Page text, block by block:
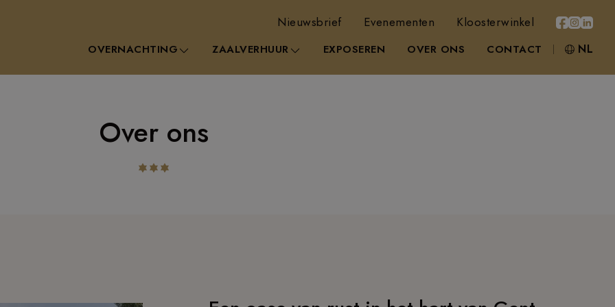
Nieuwsbrief Evenementen Kloosterwinkel
OVERNACHTING ZAALVERHUUR EXPOSEREN OVER ONS CONTACT NL
Over ons